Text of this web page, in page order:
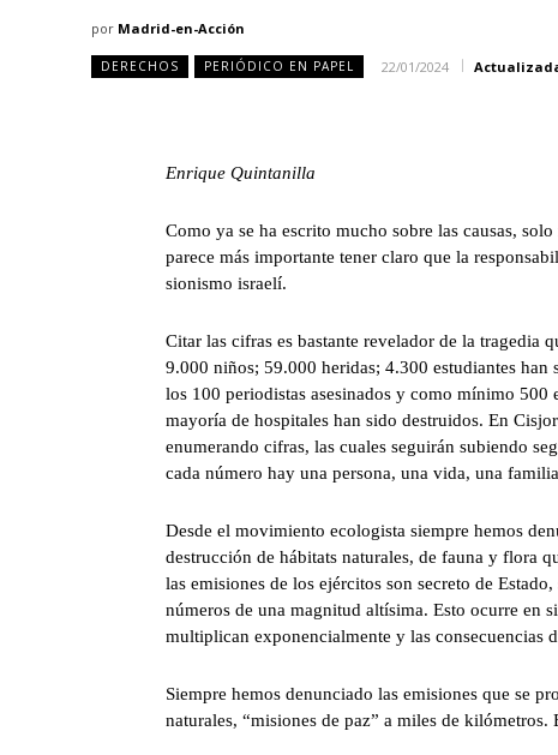
por Madrid-en-Acción
DERECHOS PERIÓDICO EN PAPEL 22/01/2024
Enrique Quintanilla
Como ya se ha escrito mucho sobre las causas,
parece más importante tener claro que la
sionismo israelí.
Citar las cifras es bastante revelador de la tragedia
9.000 niños; 59.000 heridas; 4.300 estudiantes han
los 100 periodistas asesinados y como mínimo 500
mayoría de hospitales han sido destruidos. En
enumerando cifras, las cuales seguirán subiendo
cada número hay una persona, una vida, una
Desde el movimiento ecologista siempre hemos
destrucción de hábitats naturales, de fauna y flora
las emisiones de los ejércitos son secreto de
números de una magnitud altísima. Esto ocurre en
multiplican exponencialmente y las consecuencias
Siempre hemos denunciado las emisiones que se
naturales, “misiones de paz” a miles de kilómetros.